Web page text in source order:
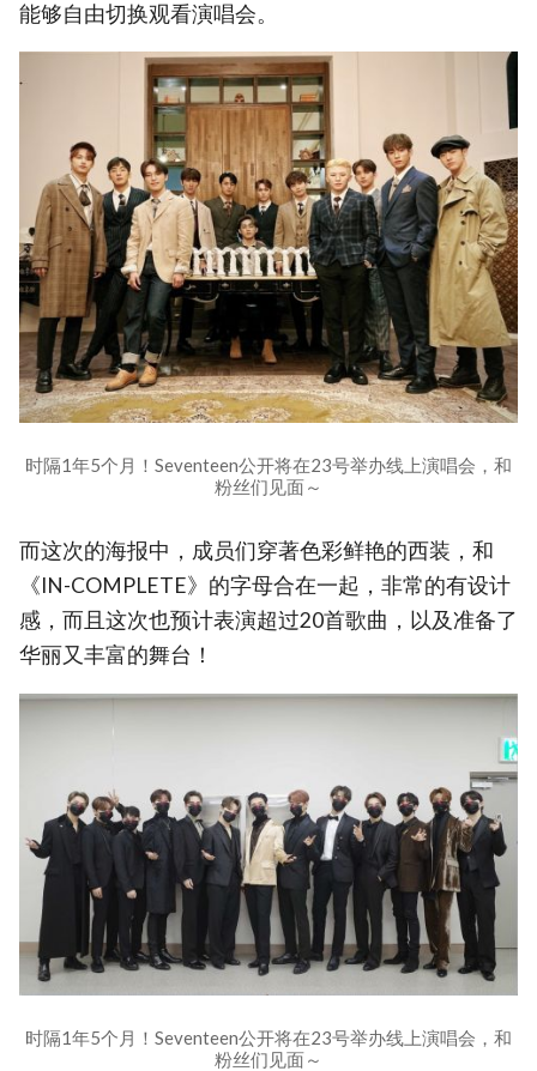
能够自由切换观看演唱会。
时隔1年5个月！Seventeen公开将在23号举办线上演唱会，和
粉丝们见面～
而这次的海报中，成员们穿著色彩鲜艳的西装，和
《IN-COMPLETE》的字母合在一起，非常的有设计
感，而且这次也预计表演超过20首歌曲，以及准备了
华丽又丰富的舞台！
时隔1年5个月！Seventeen公开将在23号举办线上演唱会，和
粉丝们见面～